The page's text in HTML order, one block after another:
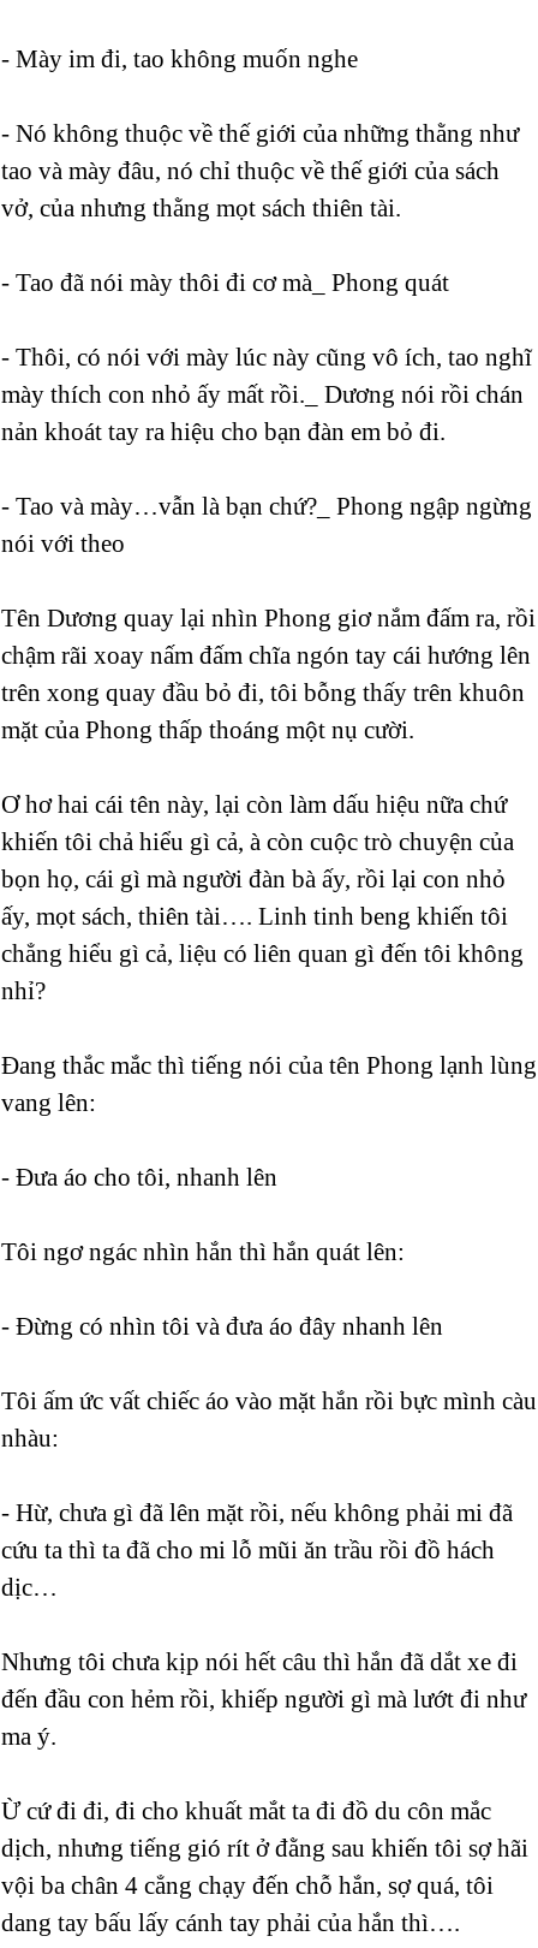
- Mày im đi, tao không muốn nghe
- Nó không thuộc về thế giới của những thằng như
tao và mày đâu, nó chỉ thuộc về thế giới của sách
vở, của nhưng thằng mọt sách thiên tài.
- Tao đã nói mày thôi đi cơ mà_ Phong quát
- Thôi, có nói với mày lúc này cũng vô ích, tao nghĩ
mày thích con nhỏ ấy mất rồi._ Dương nói rồi chán
nản khoát tay ra hiệu cho bạn đàn em bỏ đi.
- Tao và mày…vẫn là bạn chứ?_ Phong ngập ngừng
nói với theo
Tên Dương quay lại nhìn Phong giơ nắm đấm ra, rồi
chậm rãi xoay nấm đấm chĩa ngón tay cái hướng lên
trên xong quay đầu bỏ đi, tôi bỗng thấy trên khuôn
mặt của Phong thấp thoáng một nụ cười.
Ơ hơ hai cái tên này, lại còn làm dấu hiệu nữa chứ
khiến tôi chả hiểu gì cả, à còn cuộc trò chuyện của
bọn họ, cái gì mà người đàn bà ấy, rồi lại con nhỏ
ấy, mọt sách, thiên tài…. Linh tinh beng khiến tôi
chẳng hiểu gì cả, liệu có liên quan gì đến tôi không
nhỉ?
Đang thắc mắc thì tiếng nói của tên Phong lạnh lùng
vang lên:
- Đưa áo cho tôi, nhanh lên
Tôi ngơ ngác nhìn hắn thì hắn quát lên:
- Đừng có nhìn tôi và đưa áo đây nhanh lên
Tôi ấm ức vất chiếc áo vào mặt hắn rồi bực mình càu
nhàu:
- Hừ, chưa gì đã lên mặt rồi, nếu không phải mi đã
cứu ta thì ta đã cho mi lỗ mũi ăn trầu rồi đồ hách
dịc…
Nhưng tôi chưa kịp nói hết câu thì hắn đã dắt xe đi
đến đầu con hẻm rồi, khiếp người gì mà lướt đi như
ma ý.
Ừ cứ đi đi, đi cho khuất mắt ta đi đồ du côn mắc
dịch, nhưng tiếng gió rít ở đằng sau khiến tôi sợ hãi
vội ba chân 4 cẳng chạy đến chỗ hắn, sợ quá, tôi
dang tay bấu lấy cánh tay phải của hắn thì….